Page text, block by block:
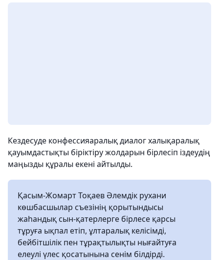
Кездесуде конфессияаралық диалог халықаралық
қауымдастықты біріктіру жолдарын бірлесіп іздеудің
маңызды құралы екені айтылды.
Қасым-Жомарт Тоқаев Әлемдік рухани
көшбасшылар съезінің қорытындысы
жаһандық сын-қатерлерге бірлесе қарсы
тұруға ықпал етіп, ұлтаралық келісімді,
бейбітшілік пен тұрақтылықты нығайтуға
елеулі үлес қосатынына сенім білдірді.